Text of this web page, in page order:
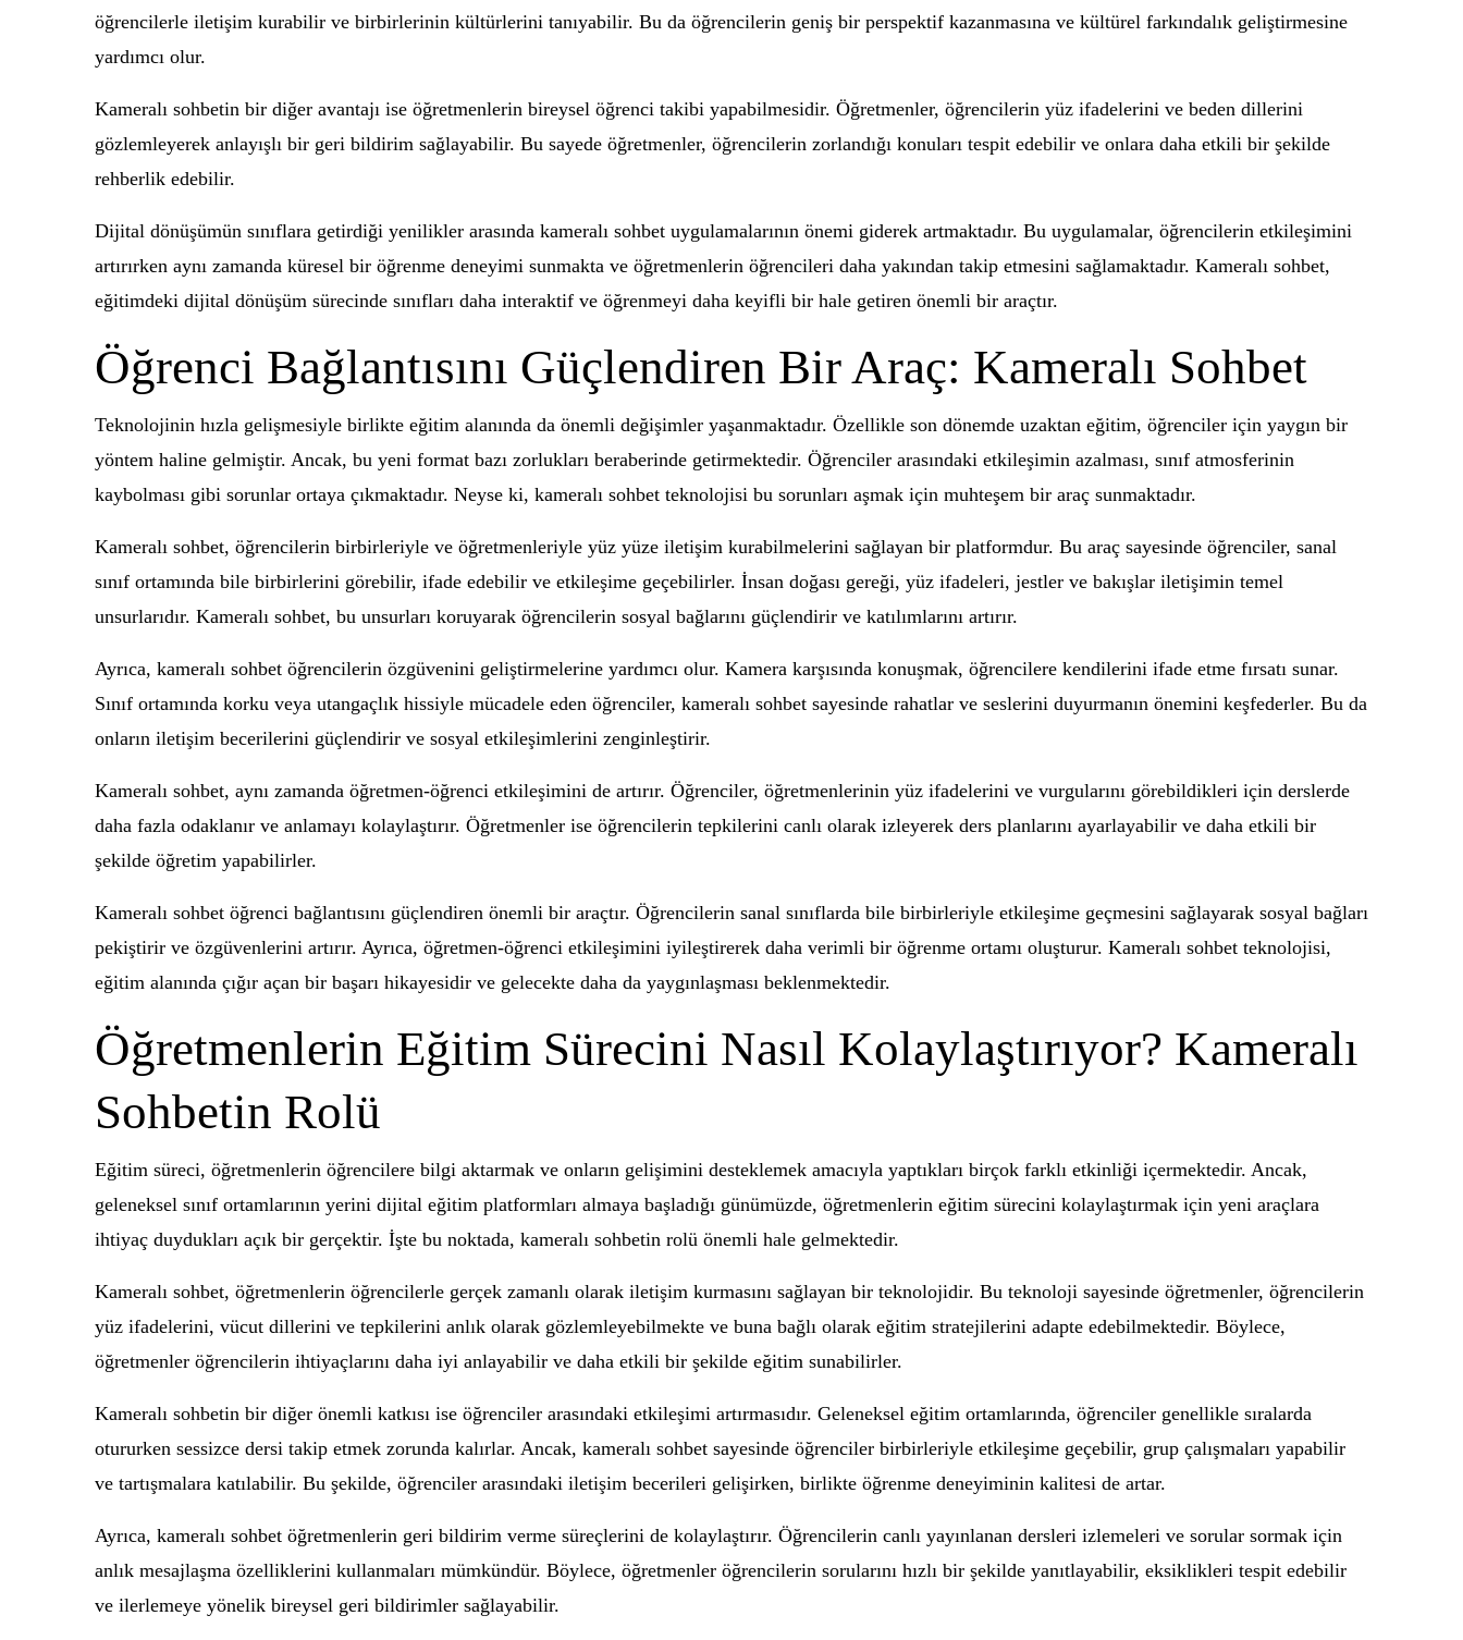
öğrencilerle iletişim kurabilir ve birbirlerinin kültürlerini tanıyabilir. Bu da öğrencilerin geniş bir perspektif kazanmasına ve kültürel farkındalık geliştirmesine
yardımcı olur.
Kameralı sohbetin bir diğer avantajı ise öğretmenlerin bireysel öğrenci takibi yapabilmesidir. Öğretmenler, öğrencilerin yüz ifadelerini ve beden dillerini
gözlemleyerek anlayışlı bir geri bildirim sağlayabilir. Bu sayede öğretmenler, öğrencilerin zorlandığı konuları tespit edebilir ve onlara daha etkili bir şekilde
rehberlik edebilir.
Dijital dönüşümün sınıflara getirdiği yenilikler arasında kameralı sohbet uygulamalarının önemi giderek artmaktadır. Bu uygulamalar, öğrencilerin etkileşimini
artırırken aynı zamanda küresel bir öğrenme deneyimi sunmakta ve öğretmenlerin öğrencileri daha yakından takip etmesini sağlamaktadır. Kameralı sohbet,
eğitimdeki dijital dönüşüm sürecinde sınıfları daha interaktif ve öğrenmeyi daha keyifli bir hale getiren önemli bir araçtır.
Öğrenci Bağlantısını Güçlendiren Bir Araç: Kameralı Sohbet
Teknolojinin hızla gelişmesiyle birlikte eğitim alanında da önemli değişimler yaşanmaktadır. Özellikle son dönemde uzaktan eğitim, öğrenciler için yaygın bir
yöntem haline gelmiştir. Ancak, bu yeni format bazı zorlukları beraberinde getirmektedir. Öğrenciler arasındaki etkileşimin azalması, sınıf atmosferinin
kaybolması gibi sorunlar ortaya çıkmaktadır. Neyse ki, kameralı sohbet teknolojisi bu sorunları aşmak için muhteşem bir araç sunmaktadır.
Kameralı sohbet, öğrencilerin birbirleriyle ve öğretmenleriyle yüz yüze iletişim kurabilmelerini sağlayan bir platformdur. Bu araç sayesinde öğrenciler, sanal
sınıf ortamında bile birbirlerini görebilir, ifade edebilir ve etkileşime geçebilirler. İnsan doğası gereği, yüz ifadeleri, jestler ve bakışlar iletişimin temel
unsurlarıdır. Kameralı sohbet, bu unsurları koruyarak öğrencilerin sosyal bağlarını güçlendirir ve katılımlarını artırır.
Ayrıca, kameralı sohbet öğrencilerin özgüvenini geliştirmelerine yardımcı olur. Kamera karşısında konuşmak, öğrencilere kendilerini ifade etme fırsatı sunar.
Sınıf ortamında korku veya utangaçlık hissiyle mücadele eden öğrenciler, kameralı sohbet sayesinde rahatlar ve seslerini duyurmanın önemini keşfederler. Bu da
onların iletişim becerilerini güçlendirir ve sosyal etkileşimlerini zenginleştirir.
Kameralı sohbet, aynı zamanda öğretmen-öğrenci etkileşimini de artırır. Öğrenciler, öğretmenlerinin yüz ifadelerini ve vurgularını görebildikleri için derslerde
daha fazla odaklanır ve anlamayı kolaylaştırır. Öğretmenler ise öğrencilerin tepkilerini canlı olarak izleyerek ders planlarını ayarlayabilir ve daha etkili bir
şekilde öğretim yapabilirler.
Kameralı sohbet öğrenci bağlantısını güçlendiren önemli bir araçtır. Öğrencilerin sanal sınıflarda bile birbirleriyle etkileşime geçmesini sağlayarak sosyal bağları
pekiştirir ve özgüvenlerini artırır. Ayrıca, öğretmen-öğrenci etkileşimini iyileştirerek daha verimli bir öğrenme ortamı oluşturur. Kameralı sohbet teknolojisi,
eğitim alanında çığır açan bir başarı hikayesidir ve gelecekte daha da yaygınlaşması beklenmektedir.
Öğretmenlerin Eğitim Sürecini Nasıl Kolaylaştırıyor? Kameralı
Sohbetin Rolü
Eğitim süreci, öğretmenlerin öğrencilere bilgi aktarmak ve onların gelişimini desteklemek amacıyla yaptıkları birçok farklı etkinliği içermektedir. Ancak,
geleneksel sınıf ortamlarının yerini dijital eğitim platformları almaya başladığı günümüzde, öğretmenlerin eğitim sürecini kolaylaştırmak için yeni araçlara
ihtiyaç duydukları açık bir gerçektir. İşte bu noktada, kameralı sohbetin rolü önemli hale gelmektedir.
Kameralı sohbet, öğretmenlerin öğrencilerle gerçek zamanlı olarak iletişim kurmasını sağlayan bir teknolojidir. Bu teknoloji sayesinde öğretmenler, öğrencilerin
yüz ifadelerini, vücut dillerini ve tepkilerini anlık olarak gözlemleyebilmekte ve buna bağlı olarak eğitim stratejilerini adapte edebilmektedir. Böylece,
öğretmenler öğrencilerin ihtiyaçlarını daha iyi anlayabilir ve daha etkili bir şekilde eğitim sunabilirler.
Kameralı sohbetin bir diğer önemli katkısı ise öğrenciler arasındaki etkileşimi artırmasıdır. Geleneksel eğitim ortamlarında, öğrenciler genellikle sıralarda
otururken sessizce dersi takip etmek zorunda kalırlar. Ancak, kameralı sohbet sayesinde öğrenciler birbirleriyle etkileşime geçebilir, grup çalışmaları yapabilir
ve tartışmalara katılabilir. Bu şekilde, öğrenciler arasındaki iletişim becerileri gelişirken, birlikte öğrenme deneyiminin kalitesi de artar.
Ayrıca, kameralı sohbet öğretmenlerin geri bildirim verme süreçlerini de kolaylaştırır. Öğrencilerin canlı yayınlanan dersleri izlemeleri ve sorular sormak için
anlık mesajlaşma özelliklerini kullanmaları mümkündür. Böylece, öğretmenler öğrencilerin sorularını hızlı bir şekilde yanıtlayabilir, eksiklikleri tespit edebilir
ve ilerlemeye yönelik bireysel geri bildirimler sağlayabilir.